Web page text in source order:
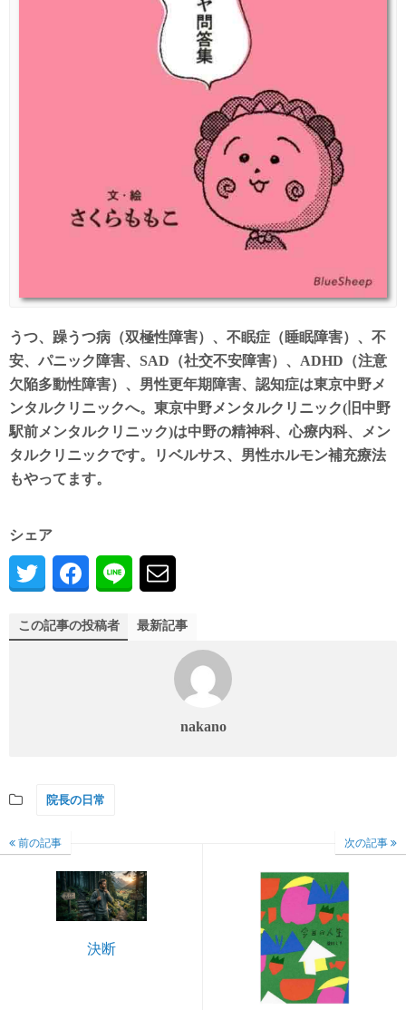
うつ、躁うつ病（双極性障害）、不眠症（睡眠障害）、不
安、パニック障害、SAD（社交不安障害）、ADHD（注意
欠陥多動性障害）、男性更年期障害、認知症は東京中野メ
ンタルクリニックへ。東京中野メンタルクリニック(旧中野
駅前メンタルクリニック)は中野の精神科、心療内科、メン
タルクリニックです。リベルサス、男性ホルモン補充療法
もやってます。
シェア
この記事の投稿者 最新記事
nakano
院長の日常
前の記事
決断
次の記事